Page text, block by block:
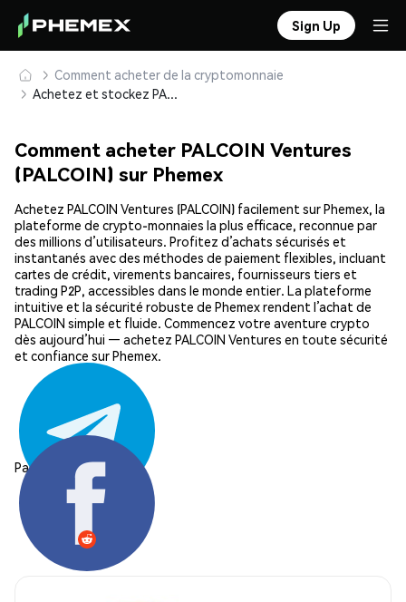
Sign Up
Comment acheter de la cryptomonnaie
Achetez et stockez PALCOIN Ventures (PALCOIN) en toute sécurité
Comment acheter PALCOIN Ventures
(PALCOIN) sur Phemex
Achetez PALCOIN Ventures (PALCOIN) facilement sur Phemex, la
plateforme de crypto-monnaies la plus efficace, reconnue par
des millions d’utilisateurs. Profitez d’achats sécurisés et
instantanés avec des méthodes de paiement flexibles, incluant
cartes de crédit, virements bancaires, fournisseurs tiers et
trading P2P, accessibles dans le monde entier. La plateforme
intuitive et la sécurité robuste de Phemex rendent l’achat de
PALCOIN simple et fluide. Commencez votre aventure crypto
dès aujourd’hui — achetez PALCOIN Ventures en toute sécurité
et confiance sur Phemex.
Partager: